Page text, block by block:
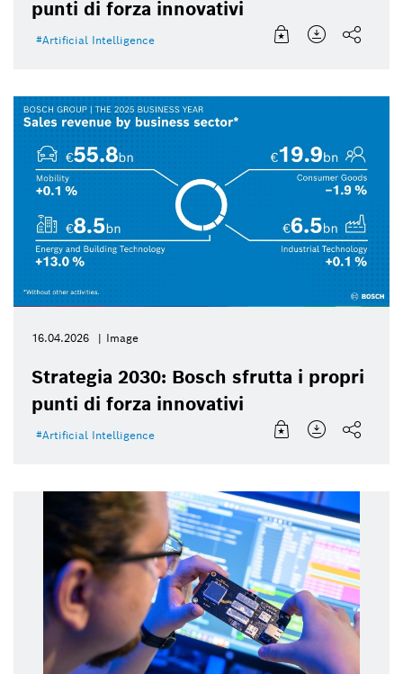
punti di forza innovativi
Artificial Intelligence
16.04.2026 Image
Strategia 2030: Bosch sfrutta i propri
punti di forza innovativi
Artificial Intelligence